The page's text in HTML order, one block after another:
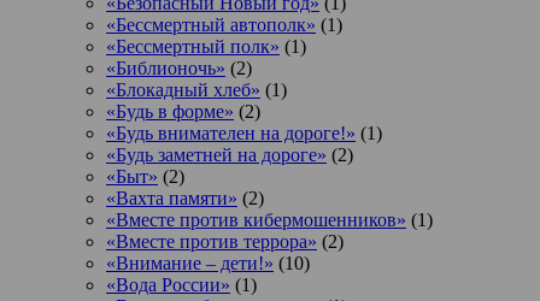
«Бессмертный автополк» (1)
«Бессмертный полк» (1)
«Библионочь» (2)
«Блокадный хлеб» (1)
«Будь в форме» (2)
«Будь внимателен на дороге!» (1)
«Будь заметней на дороге» (2)
«Быт» (2)
«Вахта памяти» (2)
«Вместе против кибермошенников» (1)
«Вместе против террора» (2)
«Внимание – дети!» (10)
«Вода России» (1)